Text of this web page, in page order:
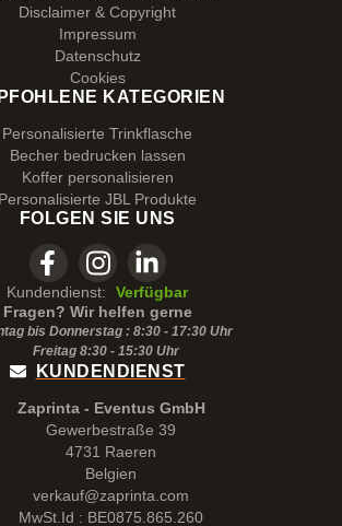
Disclaimer & Copyright
Impressum
Datenschutz
Cookies
KATEGORIEN
Personalisierte Trinkflasche
Becher bedrucken lassen
Koffer personalisieren
Personalisierte JBL Produkte
FOLGEN SIE UNS
Kundendienst:
Verfügbar
Fragen? Wir helfen gerne
bis Donnerstag : 8:30 - 17:30 Uhr
Freitag 8:30 - 15:30Uhr
KUNDENDIENST
Zaprinta - Eventus GmbH
Gewerbestraße 39
4731 Raeren
Belgien
verkauf@zaprinta.com
MwSt.Id : BE0875.865.260